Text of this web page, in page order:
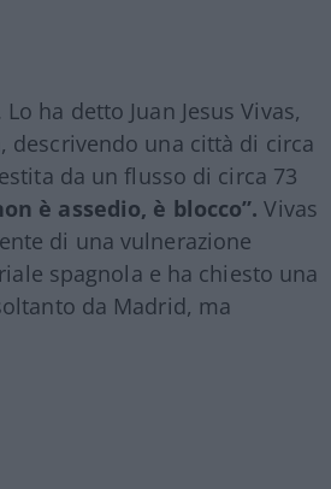
ha detto Juan Jesus Vivas,
descrivendo una città di circa
da un flusso di circa 73
è assedio, è blocco”. Vivas
di una vulnerazione
spagnola e ha chiesto una
da Madrid, ma